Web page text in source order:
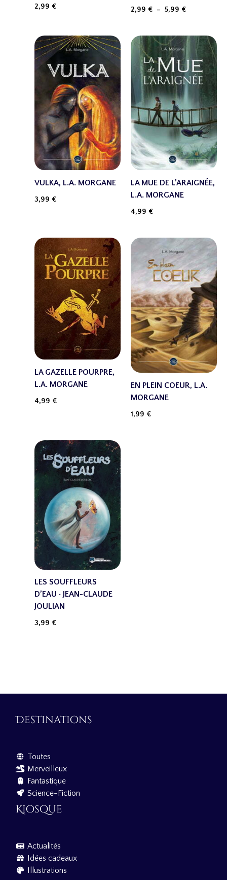
2,99 € 2,99 € – 5,99 €
VULKA, L.A. MORGANE
3,99 €
LA MUE DE L’ARAIGNÉE,
L.A. MORGANE
4,99 €
LA GAZELLE POURPRE,
L.A. MORGANE
4,99 €
EN PLEIN COEUR, L.A.
MORGANE
1,99 €
LES SOUFFLEURS
D’EAU · JEAN-CLAUDE
JOULIAN
3,99 €
Destinations
Toutes
Merveilleux
Fantastique
Science-Fiction
Kiosque
Actualités
Idées cadeaux
Illustrations